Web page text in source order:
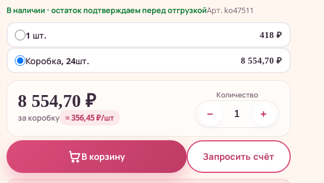
В наличии · остаток подтверждаем перед отгрузкойАрт. ko47511
1 шт. 418₽
Коробка, 24шт. 8 554,70₽
8 554,70 ₽
за коробку ≈ 356,45 ₽/шт
Количество
− +
В корзину Запросить счёт